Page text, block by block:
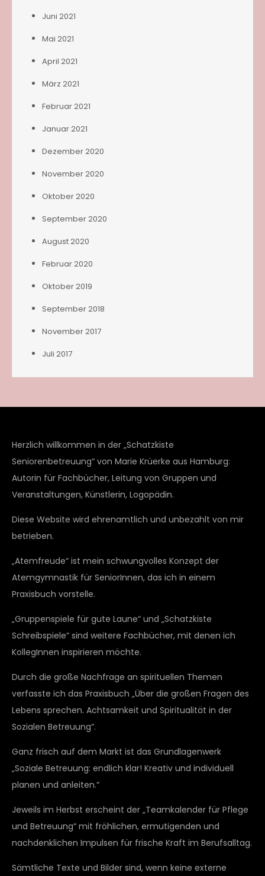
Juni 2021
Mai 2021
April 2021
März 2021
Februar 2021
Januar 2021
Dezember 2020
November 2020
Oktober 2020
September 2020
August 2020
Februar 2020
Oktober 2019
September 2018
November 2017
Juli 2017
Herzlich willkommen in der „Schatzkiste
Seniorenbetreuung“ von Marie Krüerke aus Hamburg:
Autorin für Fachbücher, Leitung von Gruppen und
Veranstaltungen, Künstlerin, Logopädin.
Diese Website wird ehrenamtlich und unbezahlt von mir
betrieben.
„Atemfreude“ ist mein schwungvolles Konzept der
Atemgymnastik für SeniorInnen, das ich in einem
Praxisbuch vorstelle.
„Gruppenspiele für gute Laune“ und „Schatzkiste
Schreibspiele“ sind weitere Fachbücher, mit denen ich
KollegInnen inspirieren möchte.
Durch die große Nachfrage an spirituellen Themen
verfasste ich das Praxisbuch „Über die großen Fragen des
Lebens sprechen. Achtsamkeit und Spiritualität in der
Sozialen Betreuung“.
Ganz frisch auf dem Markt ist das Grundlagenwerk
„Soziale Betreuung: endlich klar! Kreativ und individuell
planen und anleiten.“
Jeweils im Herbst erscheint der „Teamkalender für Pflege
und Betreuung“ mit fröhlichen, ermutigenden und
nachdenklichen Impulsen für frische Kraft im Berufsalltag.
Sämtliche Texte und Bilder sind, wenn keine externe